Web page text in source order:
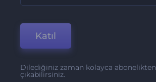
Katıl
Dilediğiniz zaman kolayca abonelikten
çıkabilirsiniz.